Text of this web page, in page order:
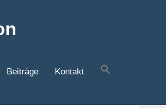
Beiträge Kontakt